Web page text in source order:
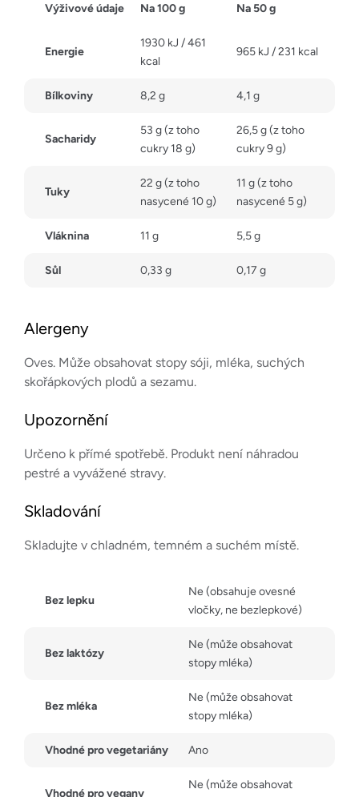
Výživové údaje Na 100 g Na 50 g
Energie
1930 kJ / 461
kcal
965 kJ / 231 kcal
Bílkoviny 8,2 g 4,1 g
Sacharidy
53 g (z toho
cukry 18 g)
26,5 g (z toho
cukry 9 g)
Tuky
22 g (z toho
nasycené 10 g)
11 g (z toho
nasycené 5 g)
Vláknina 11 g 5,5 g
Sůl 0,33 g 0,17 g
Alergeny
Oves. Může obsahovat stopy sóji, mléka, suchých
skořápkových plodů a sezamu.
Upozornění
Určeno k přímé spotřebě. Produkt není náhradou
pestré a vyvážené stravy.
Skladování
Skladujte v chladném, temném a suchém místě.
Bez lepku
Ne (obsahuje ovesné
vločky, ne bezlepkové)
Bez laktózy
Ne (může obsahovat
stopy mléka)
Bez mléka
Ne (může obsahovat
stopy mléka)
Vhodné pro vegetariány Ano
Vhodné pro vegany
Ne (může obsahovat